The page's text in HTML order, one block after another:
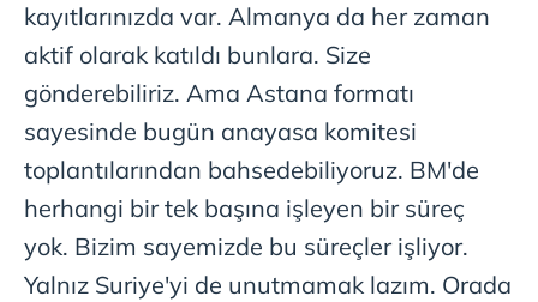
kayıtlarınızda var. Almanya da her zaman
aktif olarak katıldı bunlara. Size
gönderebiliriz. Ama Astana formatı
sayesinde bugün anayasa komitesi
toplantılarından bahsedebiliyoruz. BM'de
herhangi bir tek başına işleyen bir süreç
yok. Bizim sayemizde bu süreçler işliyor.
Yalnız Suriye'yi de unutmamak lazım. Orada